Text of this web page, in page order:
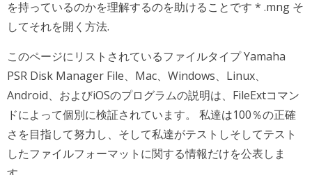
を持っているのかを理解するのを助けることです * .mng そ
してそれを開く方法.
このページにリストされているファイルタイプ Yamaha
PSR Disk Manager File、Mac、Windows、Linux、
Android、およびiOSのプログラムの説明は、FileExtコマン
ドによって個別に検証されています。 私達は100％の正確
さを目指して努力し、そして私達がテストしそしてテスト
したファイルフォーマットに関する情報だけを公表しま